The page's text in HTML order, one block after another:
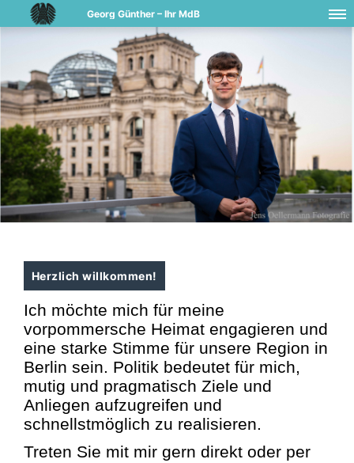
Georg Günther – Ihr MdB
Herzlich willkommen!
Ich möchte mich für meine
vorpommersche Heimat engagieren und
eine starke Stimme für unsere Region in
Berlin sein. Politik bedeutet für mich,
mutig und pragmatisch Ziele und
Anliegen aufzugreifen und
schnellstmöglich zu realisieren.
Treten Sie mit mir gern direkt oder per